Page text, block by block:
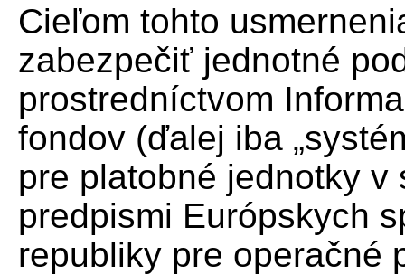
Cieľom tohto
zabezpečiť jednotné
prostredníctvom
fondov (ďalej iba
pre platobné jednotky
predpismi Európskych
republiky pre operačné